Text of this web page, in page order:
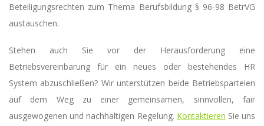
Beteiligungsrechten zum Thema Berufsbildung § 96-98 BetrVG
austauschen.
Stehen auch Sie vor der Herausforderung eine
Betriebsvereinbarung für ein neues oder bestehendes HR
System abzuschließen? Wir unterstützen beide Betriebsparteien
auf dem Weg zu einer gemeinsamen, sinnvollen, fair
ausgewogenen und nachhaltigen Regelung. Kontaktieren Sie uns